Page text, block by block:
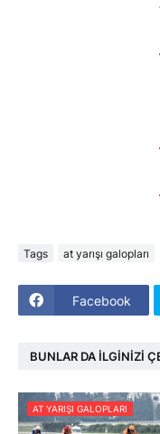
Tags at yarışı galopları
Facebook
BUNLAR DA İLGINIZI
AT YARIŞI GALOPLARI